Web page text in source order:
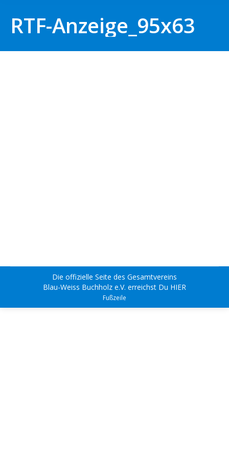
RTF-Anzeige_95x63
Die offizielle Seite des Gesamtvereins
Blau-Weiss Buchholz e.V. erreichst Du HIER
Fußzeile